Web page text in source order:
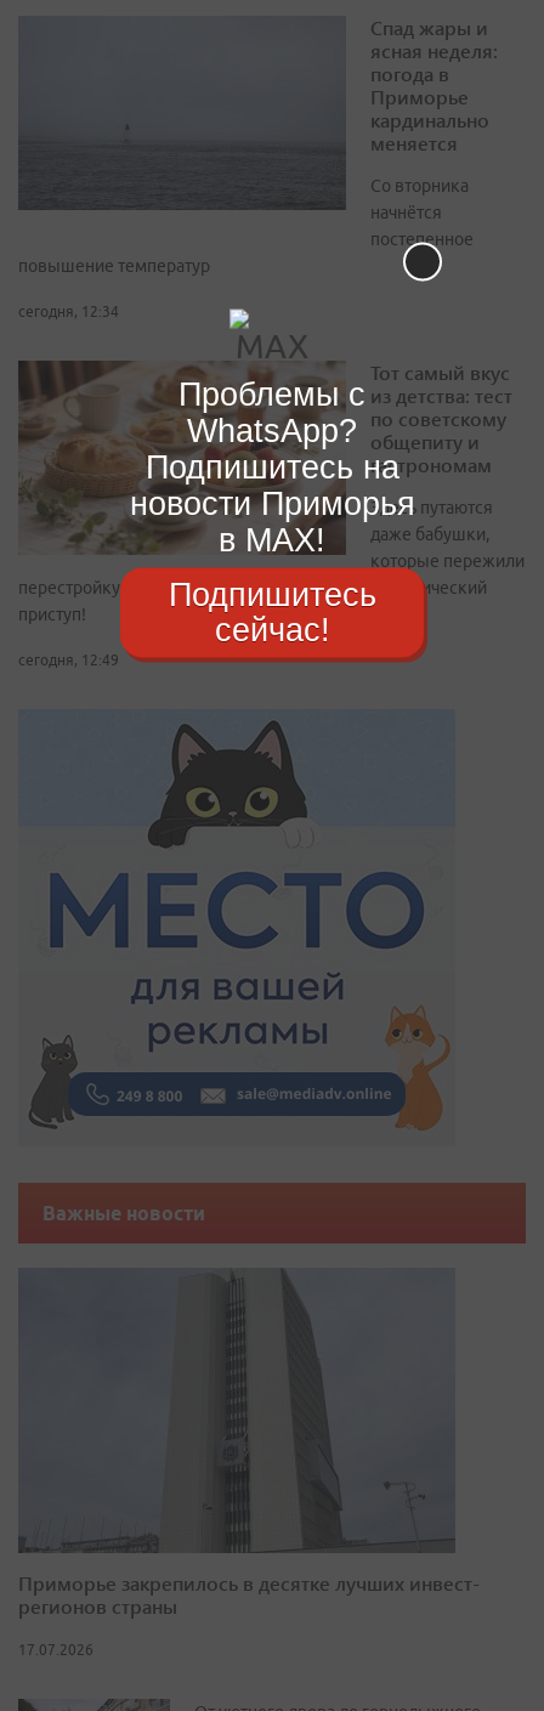
Спад жары и
ясная неделя:
погода в
Приморье
кардинально
меняется
Со вторника
начнётся
постепенное
повышение температур
сегодня, 12:34
Тот самый вкус
из детства: тест
по советскому
общепиту и
гастрономам
Здесь путаются
даже бабушки,
которые пережили
перестройку. Проходите, пока не начался ностальгический
приступ!
сегодня, 12:49
Важные новости
Приморье закрепилось в десятке лучших инвест-
регионов страны
17.07.2026
Проблемы с
WhatsApp?
Подпишитесь на
новости Приморья
в MAX!
Подпишитесь
сейчас!